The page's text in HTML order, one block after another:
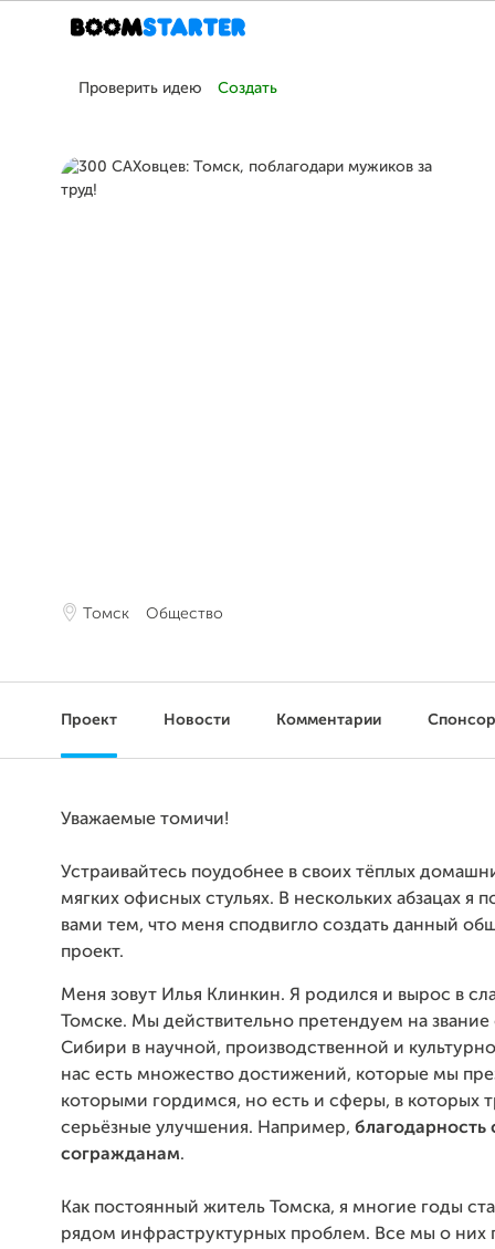
Проверить идею Создать
Томск Общество
Проект Новости Комментарии
Уважаемые томичи!
Устраивайтесь поудобнее в своих тёплых
мягких офисных стульях. В нескольких абзацах я
вами тем, что меня сподвигло создать данный
проект.
Меня зовут Илья Клинкин. Я родился и вырос в
Томске. Мы действительно претендуем на
Сибири в научной, производственной и
нас есть множество достижений, которые мы
которыми гордимся, но есть и сферы, в которых
серьёзные улучшения. Например,
согражданам.
Как постоянный житель Томска, я многие годы
рядом инфраструктурных проблем. Все мы о них